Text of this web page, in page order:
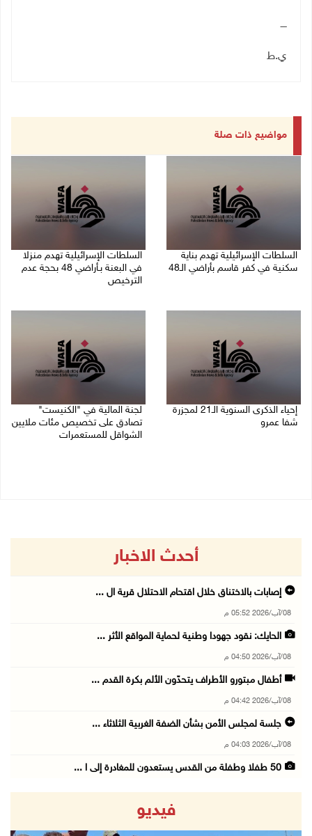
ــــ
ي.ط
مواضيع ذات صلة
السلطات الإسرائيلية تهدم بناية
سكنية في كفر قاسم بأراضي الـ48
السلطات الإسرائيلية تهدم منزلا
في البعنة بـأراضي 48 بحجة عدم
الترخيص
إحياء الذكرى السنوية الـ21 لمجزرة
شفا عمرو
لجنة المالية في "الكنيست"
تصادق على تخصيص مئات ملايين
الشواقل للمستعمرات
أحدث الاخبار
إصابات بالاختناق خلال اقتحام الاحتلال قرية ال ...
08/آب/2026 05:52 م
الحايك: نقود جهودا وطنية لحماية المواقع الأثر ...
08/آب/2026 04:50 م
أطفال مبتورو الأطراف يتحدّون الألم بكرة القدم ...
08/آب/2026 04:42 م
جلسة لمجلس الأمن بشأن الضفة الغربية الثلاثاء ...
08/آب/2026 04:03 م
50 طفلا وطفلة من القدس يستعدون للمغادرة إلى ا ...
مستعمر إرهابي يُطلق مواشيه في أراضي الطيبة شر ...
08/آب/2026 02:37 م
فيديو